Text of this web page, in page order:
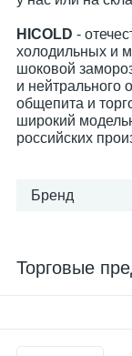
HICOLD -
холодильных и
шоковой
и нейтрального
общепита и
широкий
российских
Бренд
Торговые